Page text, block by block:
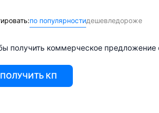
по популярностидешевледороже
получить коммерческое предложение
ПОЛУЧИТЬ КП